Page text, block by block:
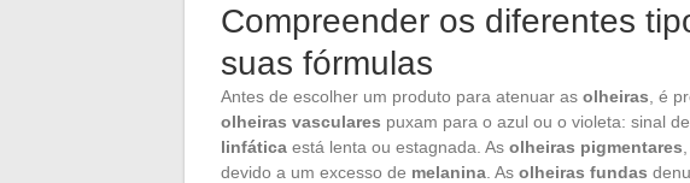
Compreender os diferentes
suas fórmulas
Antes de escolher um produto para atenuar as olheiras , é
olheiras vasculares puxam para o azul ou o violeta: sinal
linfática está lenta ou estagnada. As olheiras pigmentares
devido a um excesso de melanina . As olheiras fundas